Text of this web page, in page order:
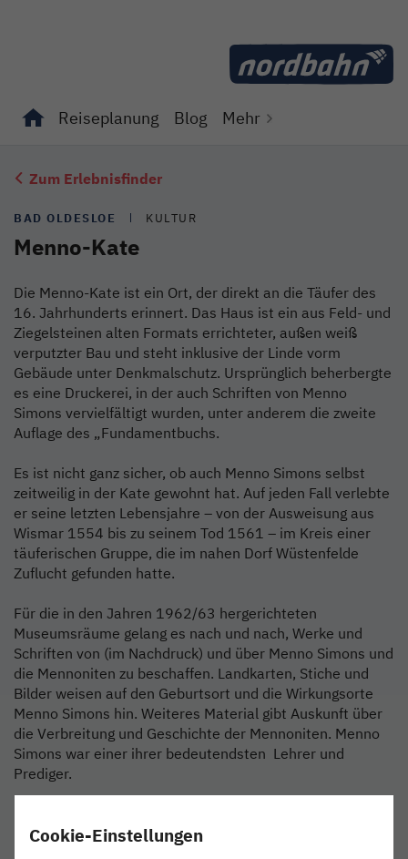
Reiseplanung Blog Mehr
Zum Erlebnisfinder
BAD OLDESLOE KULTUR
Menno-Kate
Die Menno-Kate ist ein Ort, der direkt an die Täufer des
16. Jahrhunderts erinnert. Das Haus ist ein aus Feld- und
Ziegelsteinen alten Formats errichteter, außen weiß
verputzter Bau und steht inklusive der Linde vorm
Gebäude unter Denkmalschutz. Ursprünglich beherbergte
es eine Druckerei, in der auch Schriften von Menno
Simons vervielfältigt wurden, unter anderem die zweite
Auflage des „Fundamentbuchs.
Es ist nicht ganz sicher, ob auch Menno Simons selbst
zeitweilig in der Kate gewohnt hat. Auf jeden Fall verlebte
er seine letzten Lebensjahre – von der Ausweisung aus
Wismar 1554 bis zu seinem Tod 1561 – im Kreis einer
täuferischen Gruppe, die im nahen Dorf Wüstenfelde
Zuflucht gefunden hatte.
Für die in den Jahren 1962/63 hergerichteten
Museumsräume gelang es nach und nach, Werke und
Schriften von (im Nachdruck) und über Menno Simons und
die Mennoniten zu beschaffen. Landkarten, Stiche und
Bilder weisen auf den Geburtsort und die Wirkungsorte
Menno Simons hin. Weiteres Material gibt Auskunft über
die Verbreitung und Geschichte der Mennoniten. Menno
Simons war einer ihrer bedeutendsten Lehrer und
Prediger.
Renovierung im Mai 2019 wiedereröffnet.
Cookie-Einstellungen